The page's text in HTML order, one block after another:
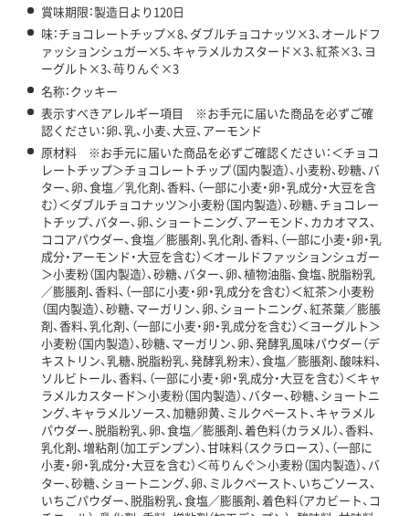
賞味期限：製造日より120日
味：チョコレートチップ×8、ダブルチョコナッツ×3、オールドフ
ァッションシュガー×5、キャラメルカスタード×3、紅茶×3、ヨ
ーグルト×3、苺りんぐ×3
名称：クッキー
表示すべきアレルギー項目 ※お手元に届いた商品を必ずご確
認ください：卵、乳、小麦、大豆、アーモンド
原材料 ※お手元に届いた商品を必ずご確認ください：＜チョコ
レートチップ＞チョコレートチップ（国内製造）、小麦粉、砂糖、バ
ター、卵、食塩／乳化剤、香料、（一部に小麦・卵・乳成分・大豆を含
む）＜ダブルチョコナッツ＞小麦粉（国内製造）、砂糖、チョコレー
トチップ、バター、卵、ショートニング、アーモンド、カカオマス、
ココアパウダー、食塩／膨脹剤、乳化剤、香料、（一部に小麦・卵・乳
成分・アーモンド・大豆を含む）＜オールドファッションシュガー
＞小麦粉（国内製造）、砂糖、バター、卵、植物油脂、食塩、脱脂粉乳
／膨脹剤、香料、（一部に小麦・卵・乳成分を含む）＜紅茶＞小麦粉
（国内製造）、砂糖、マーガリン、卵、ショートニング、紅茶葉／膨脹
剤、香料、乳化剤、（一部に小麦・卵・乳成分を含む）＜ヨーグルト＞
小麦粉（国内製造）、砂糖、マーガリン、卵、発酵乳風味パウダー（デ
キストリン、乳糖、脱脂粉乳、発酵乳粉末）、食塩／膨脹剤、酸味料、
ソルビトール、香料、（一部に小麦・卵・乳成分・大豆を含む）＜キャ
ラメルカスタード＞小麦粉（国内製造）、バター、砂糖、ショートニ
ング、キャラメルソース、加糖卵黄、ミルクペースト、キャラメル
パウダー、脱脂粉乳、卵、食塩／膨脹剤、着色料（カラメル）、香料、
乳化剤、増粘剤（加工デンプン）、甘味料（スクラロース）、（一部に
小麦・卵・乳成分・大豆を含む）＜苺りんぐ＞小麦粉（国内製造）、バ
ター、砂糖、ショートニング、卵、ミルクペースト、いちごソース、
いちごパウダー、脱脂粉乳、食塩／膨脹剤、着色料（アカビート、コ